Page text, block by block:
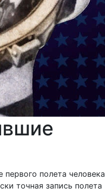
полета человека
точная запись полета